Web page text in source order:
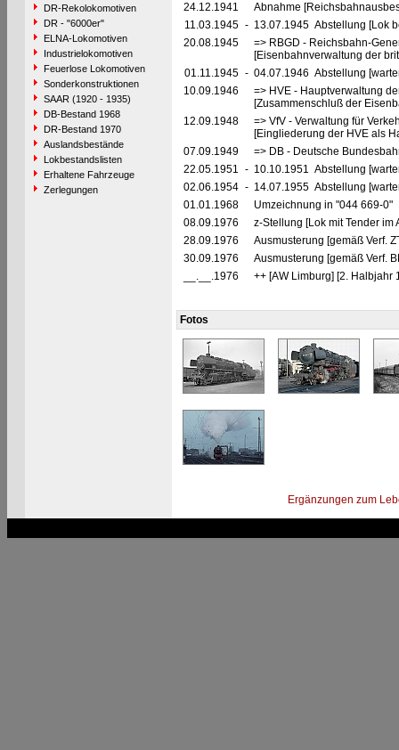
DR-Rekolokomotiven
DR - "6000er"
ELNA-Lokomotiven
Industrielokomotiven
Feuerlose Lokomotiven
Sonderkonstruktionen
SAAR (1920 - 1935)
DB-Bestand 1968
DR-Bestand 1970
Auslandsbestände
Lokbestandslisten
Erhaltene Fahrzeuge
Zerlegungen
24.12.1941
Abnahme
11.03.1945 - 13.07.1945 Abstellung [Lok
20.08.1945
=> RBGD - Reichsbahn-
[Eisenbahnverwaltung der
01.11.1945 - 04.07.1946 Abstellung
10.09.1946
=> HVE - Hauptverwaltung
[Zusammenschluß der
12.09.1948
=> VfV - Verwaltung für
[Eingliederung der HVE als
07.09.1949
=> DB - Deutsche
22.05.1951 - 10.10.1951 Abstellung
02.06.1954 - 14.07.1955 Abstellung
01.01.1968
Umzeichnung in "044 669-0"
08.09.1976
z-Stellung [Lok mit Tender im
28.09.1976
Ausmusterung [gemäß Verf.
30.09.1976
Ausmusterung [gemäß Verf.
__.__.1976
++ [AW Limburg] [2. Halbjahr
Fotos
Ergänzungen zum